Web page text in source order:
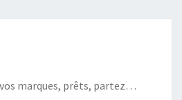
vos marques, prêts, partez…